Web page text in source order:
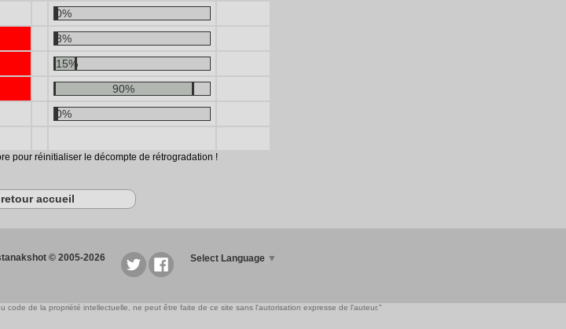
0%
3%
15%
90%
0%
pour réinitialiser le décompte de rétrogradation !
retour accueil
© 2005-2026 Select Language ▼
de la propriété intellectuelle, ne peut être faite de ce site sans l'autorisation expresse de l'auteur."